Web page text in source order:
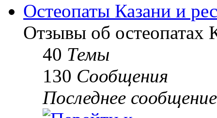
Остеопаты Казани и
Отзывы об остеопатах
40 Темы
130 Сообщения
Последнее сообщение